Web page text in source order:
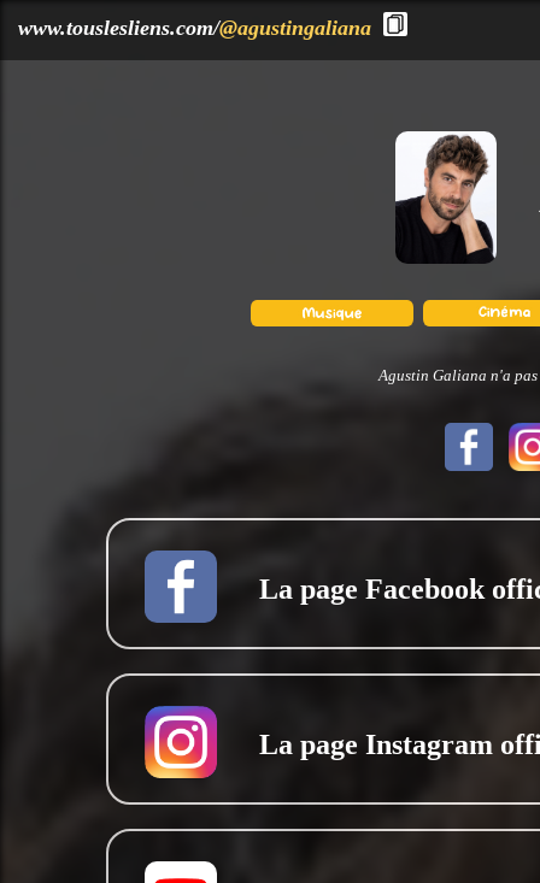
www.touslesliens.com/@agustingaliana
Agustin Galiana n'a pas
La page Facebook
La page Instagram